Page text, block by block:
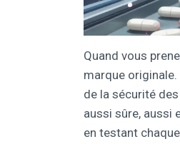
Quand vous
marque originale.
de la sécurité
aussi sûre, aussi
en testant